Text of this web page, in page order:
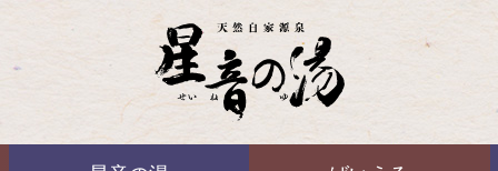
ばいえる